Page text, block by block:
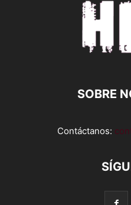
SOBRE
Contáctanos: